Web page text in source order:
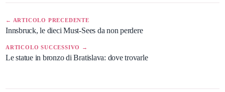
← ARTICOLO PRECEDENTE
Innsbruck, le dieci Must-Sees da non perdere
ARTICOLO SUCCESSIVO →
Le statue in bronzo di Bratislava: dove trovarle